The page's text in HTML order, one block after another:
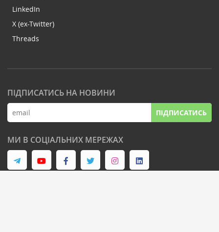
LinkedIn
X (ex-Twitter)
Threads
ПІДПИСАТИСЬ НА НОВИНИ
ПІДПИСАТИСЬ
МИ В СОЦІАЛЬНИХ МЕРЕЖАХ